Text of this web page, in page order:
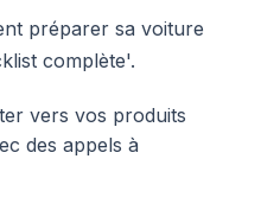
préparer sa voiture
complète'.
vers vos produits
des appels à